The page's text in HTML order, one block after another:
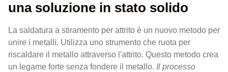
una soluzione in stato solido
La saldatura a stiramento per attrito è un nuovo metodo per
unire i metalli. Utilizza uno strumento che ruota per
riscaldare il metallo attraverso l'attrito. Questo metodo crea
un legame forte senza fondere il metallo. Il processo